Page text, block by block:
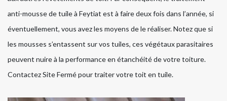
anti-mousse de tuile à Feytiat est à faire deux fois dans l’année, si
éventuellement, vous avez les moyens de le réaliser. Notez que si
les mousses s’entassent sur vos tuiles, ces végétaux parasitaires
peuvent nuire à la performance en étanchéité de votre toiture.
Contactez Site Fermé pour traiter votre toit en tuile.